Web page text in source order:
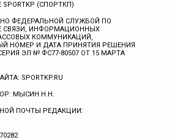
(СПОРТКП)
ФЕДЕРАЛЬНОЙ СЛУЖБОЙ ПО
СВЯЗИ, ИНФОРМАЦИОННЫХ
КОММУНИКАЦИЙ,
НОМЕР И ДАТА ПРИНЯТИЯ РЕШЕНИЯ
ЭЛ № ФС77-80507 ОТ 15 МАРТА
SPORTKP.RU
МЫСИН Н.Н.
ПОЧТЫ РЕДАКЦИИ: